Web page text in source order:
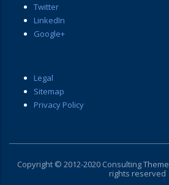
Twitter
LinkedIn
Google+
Legal
Sitemap
Privacy Policy
Copyright © 2012-2020 Consulting Theme
rights reserved